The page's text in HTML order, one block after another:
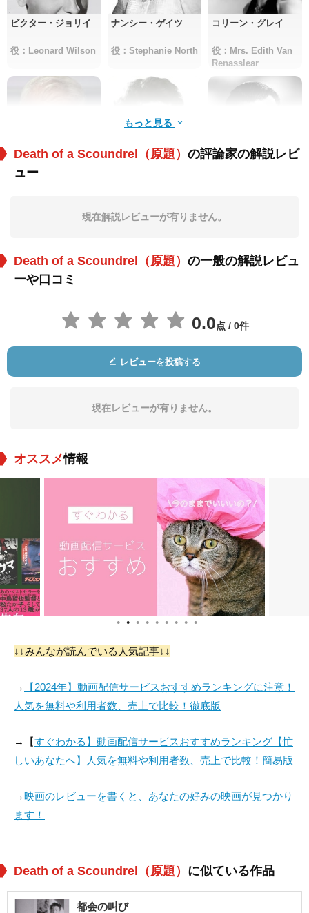
ビクター・ジョリイ
役：Leonard Wilson
ナンシー・ゲイツ
役：Stephanie North
コリーン・グレイ
役：Mrs. Edith Van
Renasslear
ジョン・ホイト
a Sabourin
セリア・ロヴスキイ Werner Klemperer
(Clementi's lawyer)
Justice Watson
ジョン・サットン
役：The Actor as 'To
m' in Stage Play
Curtis Cooksey
役：Oswald Van Re
nassalear
Gabriel Curtis
役：Max Freundlich
(as Gabriel Curtiz)
役：Man with Balloo
もっと見る
Death of a Scoundrel（原題） の評論家の解説レビ
ュー
現在解説レビューが有りません。
Death of a Scoundrel（原題） の一般の解説レビュ
ーや口コミ
0.0点 / 0件
レビューを投稿する
現在レビューが有りません。
オススメ情報
● ● ● ● ● ● ● ● ●
↓↓みんなが読んでいる人気記事↓↓
→
【2024年】動画配信サービスおすすめランキングに注意！
人気を無料や利用者数、売上で比較！徹底版
→【すぐわかる】動画配信サービスおすすめランキング【忙
しいあなたへ】人気を無料や利用者数、売上で比較！簡易版
→映画のレビューを書くと、あなたの好みの映画が見つかり
ます！
Death of a Scoundrel（原題） に似ている作品
都会の叫び